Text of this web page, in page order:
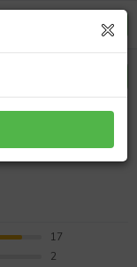
Kahveli Hediye
17
2